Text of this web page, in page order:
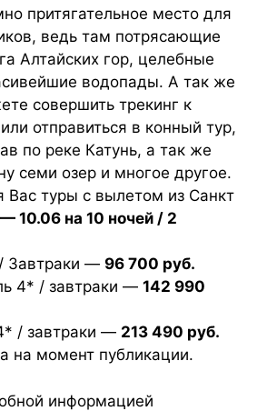
притягательное место для
ведь там потрясающие
Алтайских гор, целебные
водопады. А так же
совершить трекинг к
отправиться в конный тур,
по реке Катунь, а так же
семи озер и многое другое.
Вас туры с вылетом из Санкт
— 10.06 на 10 ночей / 2
Завтраки — 96 700 руб.
4* / завтраки — 142 990
/ завтраки — 213 490 руб.
на момент публикации.
информацией